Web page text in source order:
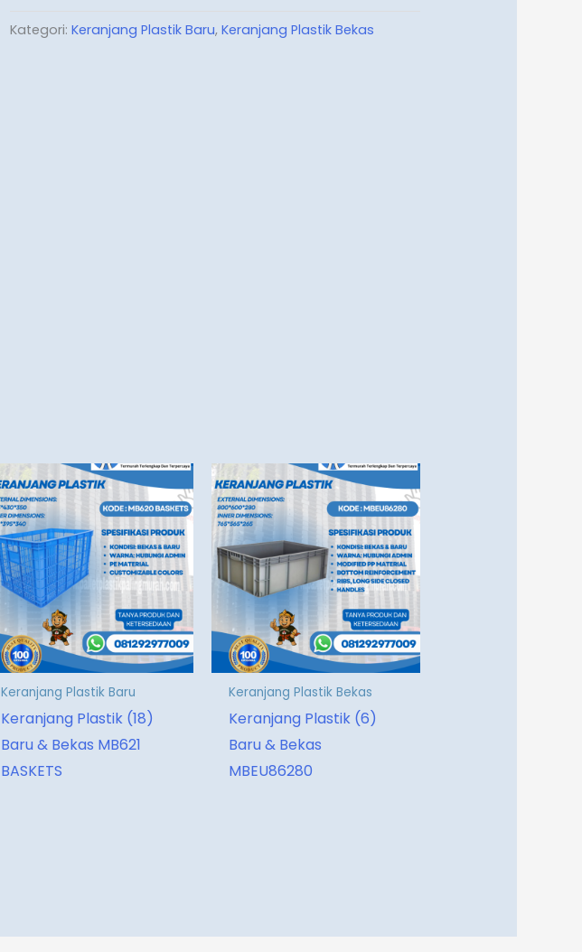
Kategori:Keranjang Plastik Baru,Keranjang Plastik Bekas
Keranjang Plastik Baru
Keranjang Plastik (18)
Baru & Bekas MB621
BASKETS
Keranjang Plastik Bekas
Keranjang Plastik (6)
Baru & Bekas
MBEU86280